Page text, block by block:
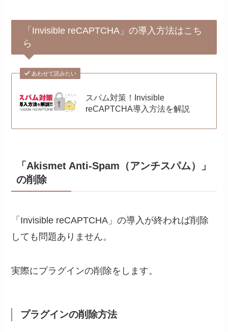
「Invisible reCAPTCHA」の導入方法はこち
ら
あわせて読みたい
スパム対策！Invisible
reCAPTCHA導入方法を解説
「Akismet Anti-Spam（アンチスパム）」
の削除
「Invisible reCAPTCHA」の導入が終われば削除
しても問題ありません。
実際にプラグインの削除をします。
プラグインの削除方法